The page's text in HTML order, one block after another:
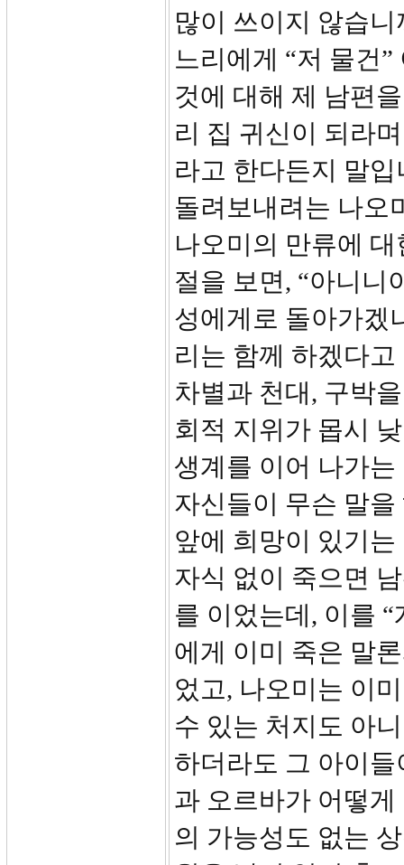
많이 쓰이지 않습
느리에게 “저 물건
것에 대해 제 남편
리 집 귀신이 되라
라고 한다든지 말
돌려보내려는 나오
나오미의 만류에
절을 보면, “아니니
성에게로 돌아가겠
리는 함께 하겠다
차별과 천대, 구박
회적 지위가 몹시
생계를 이어 나가
자신들이 무슨 말
앞에 희망이 있기
자식 없이 죽으면
를 이었는데, 이를
에게 이미 죽은 말
었고, 나오미는 이
수 있는 처지도 아
하더라도 그 아이
과 오르바가 어떻
의 가능성도 없는